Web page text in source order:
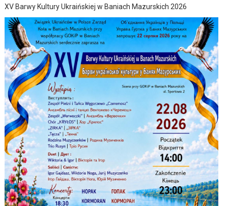
XV Barwy Kultury Ukraińskiej w Baniach Mazurskich 2026